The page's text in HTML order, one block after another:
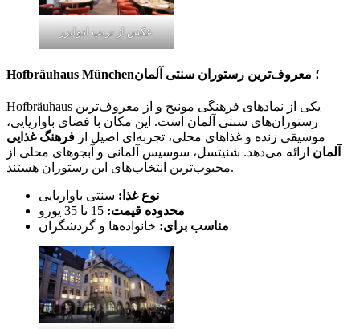
عکس از تریپ ادوایزر
Hofbräuhaus München؛ معروف‌ترین رستوران سنتی آلمان
Hofbräuhaus یکی از نمادهای فرهنگی مونیخ و از معروف‌ترین
رستوران‌های سنتی آلمان است. این مکان با فضای باواریایی،
موسیقی زنده و غذاهای محلی، تجربه‌ای اصیل از فرهنگ غذایی
آلمان ارائه می‌دهد. شنیتسل، سوسیس‌ آلمانی و آبجوهای محلی از
محبوب‌ترین انتخاب‌های این رستوران هستند.
نوع غذا: سنتی باواریایی
محدوده قیمت:
مناسب برای: خانواده‌ها و گردشگران